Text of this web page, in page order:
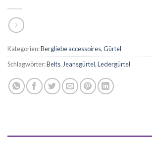
Kategorien:Bergliebe accessoires,Gürtel
Schlagwörter:Belts,Jeansgürtel,Ledergürtel